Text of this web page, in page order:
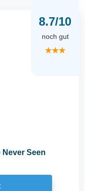
8.7/10
noch gut
★★★
Seen